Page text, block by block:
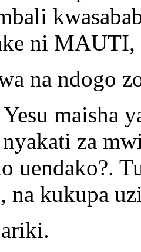
ni MAUTI,
na ndogo
maisha
za
uendako?.
na kukupa